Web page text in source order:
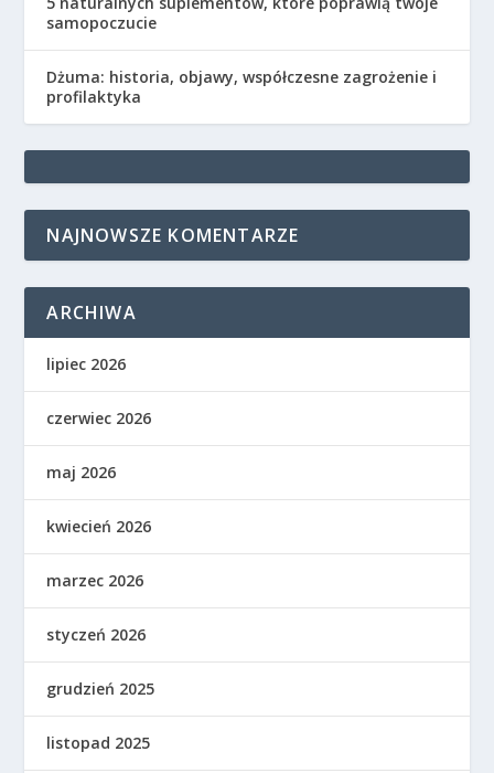
samopoczucie
Dżuma: historia, objawy, współczesne zagrożenie i
profilaktyka
NAJNOWSZE KOMENTARZE
ARCHIWA
lipiec 2026
czerwiec 2026
maj 2026
kwiecień 2026
marzec 2026
styczeń 2026
grudzień 2025
listopad 2025